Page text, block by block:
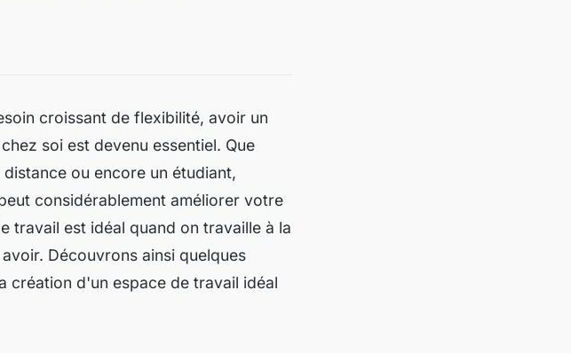
croissant de flexibilité, avoir un
soi est devenu essentiel. Que
ou encore un étudiant,
considérablement améliorer votre
travail est idéal quand on travaille à la
Découvrons ainsi quelques
création d'un espace de travail idéal